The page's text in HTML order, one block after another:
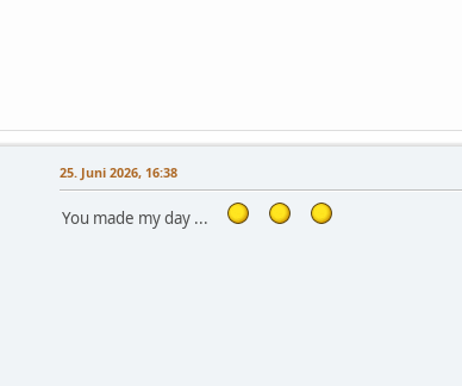
25. Juni 2026, 16:38
You made my day ...